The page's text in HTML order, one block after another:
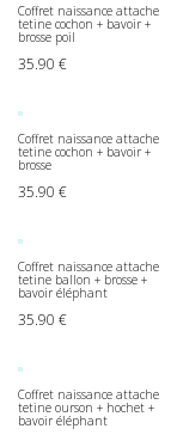
Coffret naissance attache
tetine cochon + bavoir +
brosse poil
35.90 €
Coffret naissance attache
tetine cochon + bavoir +
brosse
35.90 €
Coffret naissance attache
tetine ballon + brosse +
bavoir éléphant
35.90 €
Coffret naissance attache
tetine ourson + hochet +
bavoir éléphant